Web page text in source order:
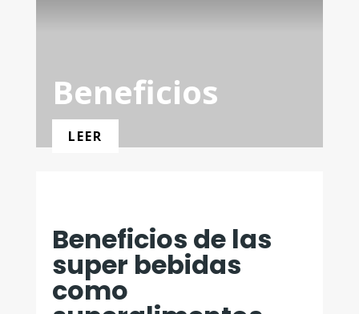
Beneficios
LEER
Beneficios de las
super bebidas
como